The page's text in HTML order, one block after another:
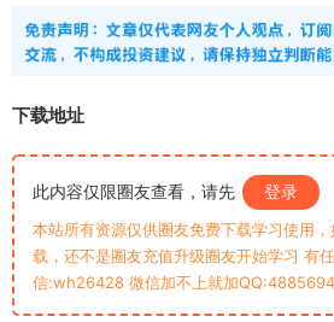
下载地址
此内容仅限圈友查看，请先 登录
本站所有资源仅供圈友免费下载学习使用
载，还不是圈友充值升级圈友开始学习 有
信:wh26428 微信加不上就加